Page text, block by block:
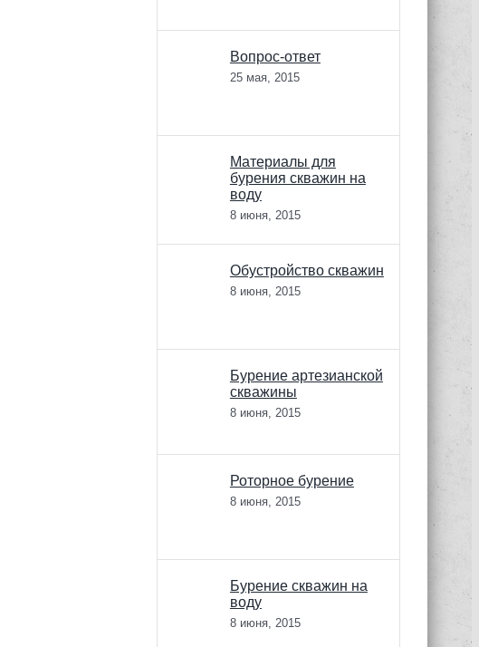
Вопрос-ответ
25 мая, 2015
Материалы для
бурения скважин на
воду
8 июня, 2015
Обустройство скважин
8 июня, 2015
Бурение артезианской
скважины
8 июня, 2015
Роторное бурение
8 июня, 2015
Бурение скважин на
воду
8 июня, 2015